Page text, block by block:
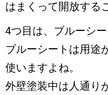
はまくって開放する
4つ目は、ブルーシー
ブルーシートは用途
使いますよね。
外壁塗装中は人通り